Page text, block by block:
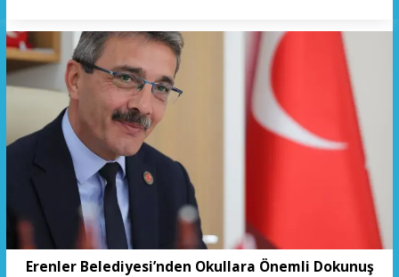
Erenler Belediyesi’nden Okullara Önemli Dokunuş